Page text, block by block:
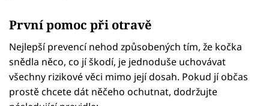
První pomoc při otravě
Nejlepší prevencí nehod způsobených tím, že kočka
snědla něco, co jí škodí, je jednoduše uchovávat
všechny rizikové věci mimo její dosah. Pokud jí občas
prostě chcete dát něčeho ochutnat, dodržujte